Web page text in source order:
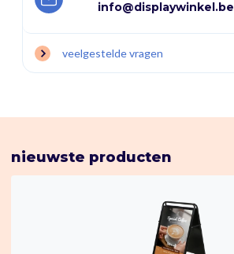
info@displaywinkel.be
veelgestelde vragen
nieuwste producten